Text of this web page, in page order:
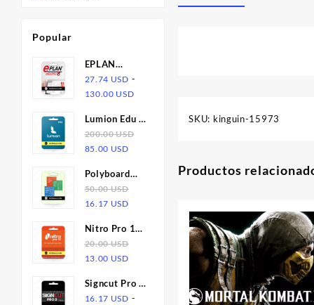
Popular
EPLAN
Electric P8
2.9 | Licencia
27.74 USD -
130.00 USDRango
precios:
desde
Lumion Edu |
Licencia | 1
Año
200.00USD
El
original
era:
200.00 USD.
85.00 USDEl
actual
es:
85.00 USD.
Polyboard
6.05 +
Opticut 5.25
2.29 |
Licencia
50.00USD
El
original
era:
50.00 USD.
16.17 USDEl
actual
es:
16.17 USD.
Nitro Pro 12
| Licencia
20.00USD
El
original
era:
13.00 USDEl
actual
es:
Signcut Pro 2
| Licencia
16.17 USD -
SKU: kinguin-15973
Productos